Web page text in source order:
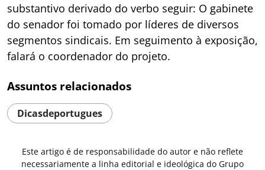
substantivo derivado do verbo seguir: O gabinete
do senador foi tomado por líderes de diversos
segmentos sindicais. Em seguimento à exposição,
falará o coordenador do projeto.
Assuntos relacionados
Dicasdeportugues
Este artigo é de responsabilidade do autor e não reflete
necessariamente a linha editorial e ideológica do Grupo